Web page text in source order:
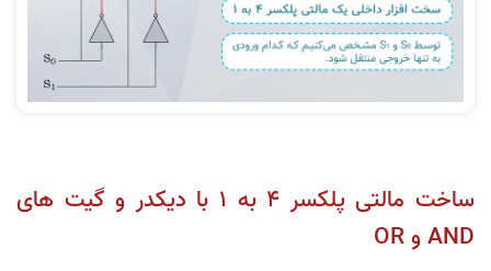
ساخت مالتی پلکسر 4 به 1 با دیکدر و گیت های
AND و OR